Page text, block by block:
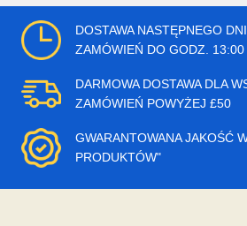
DOSTAWA NASTĘPNEGO
ZAMÓWIEŃ DO GODZ. 13:00
DARMOWA DOSTAWA DLA
ZAMÓWIEŃ POWYŻEJ £50
GWARANTOWANA JAKOŚĆ
PRODUKTÓW"